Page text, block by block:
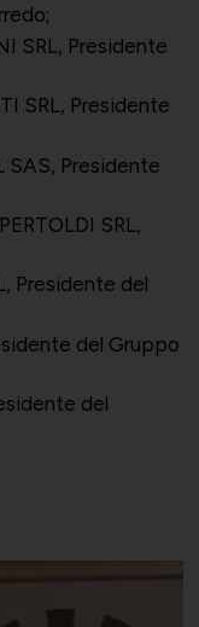
SRL, Presidente
SRL, Presidente
SAS, Presidente
SRL,
Presidente del
del Gruppo
del